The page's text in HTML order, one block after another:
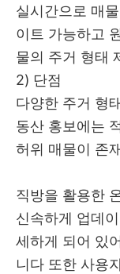
실시간으로 매
이트 가능하고
물의 주거 형태
2) 단점
다양한 주거 형
동산 홍보에는
허위 매물이 존
직방을 활용한
신속하게 업데
세하게 되어 있
니다 또한 사용